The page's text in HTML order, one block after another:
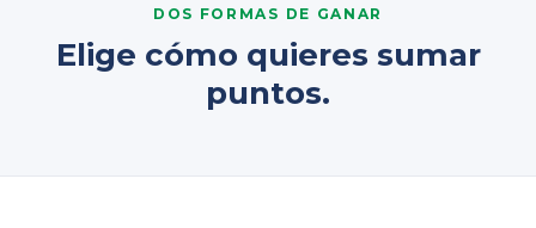
DOS FORMAS DE GANAR
Elige cómo quieres sumar
puntos.